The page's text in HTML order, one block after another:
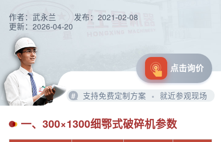
作者：武永兰
发布：2021-02-08
更新：2026-04-20
点击询价
# 支持免费定制方案 就近参观现场
一、300×1300细鄂式破碎机参数